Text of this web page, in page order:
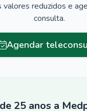
reduzidos e
consulta.
Agendar
25 anos a